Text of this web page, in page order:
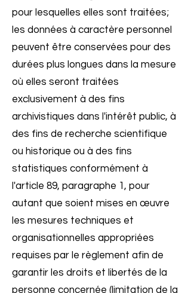
pour lesquelles elles sont traitées;
les données à caractère personnel
peuvent être conservées pour des
durées plus longues dans la mesure
où elles seront traitées
exclusivement à des fins
archivistiques dans l'intérêt public, à
des fins de recherche scientifique
ou historique ou à des fins
statistiques conformément à
l'article 89, paragraphe 1, pour
autant que soient mises en œuvre
les mesures techniques et
organisationnelles appropriées
requises par le règlement afin de
garantir les droits et libertés de la
personne concernée (limitation de la